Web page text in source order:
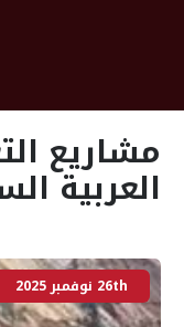
مشاريع
العربية
26th نوفمبر 2025